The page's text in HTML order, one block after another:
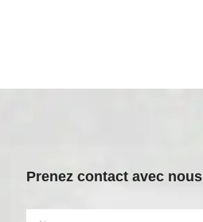
Prenez contact avec nous